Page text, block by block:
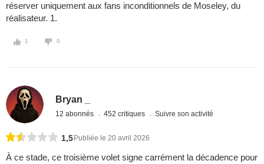
réserver uniquement aux fans inconditionnels de Moseley, du
réalisateur. 1.
1 0
Bryan _
12 abonnés 452 critiques Suivre son activité
1,5 Publiée le 20 avril 2026
À ce stade, ce troisième volet signe carrément la décadence pour